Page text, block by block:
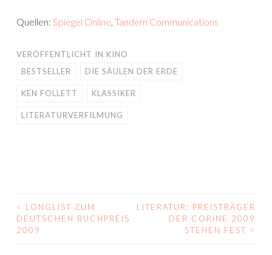
Quellen: Spiegel Online, Tandem Communications
VERÖFFENTLICHT IN KINO
BESTSELLER
DIE SÄULEN DER ERDE
KEN FOLLETT KLASSIKER
LITERATURVERFILMUNG
BEITRAGS-
NAVIGATION
<
LONGLIST ZUM
DEUTSCHEN BUCHPREIS
2009
LITERATUR: PREISTRÄGER
DER CORINE 2009
STEHEN FEST >